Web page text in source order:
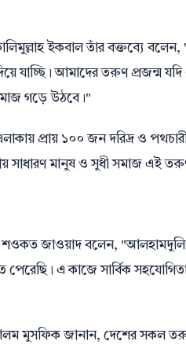
কালিমুল্লাহ ইকবাল তাঁর বক্তব্যে
যাচ্ছি। আমাদের তরুণ প্রজন্ম
গড়ে উঠবে।"
প্রায় ১০০ জন দরিদ্র ও
সাধারণ মানুষ ও সুধী সমাজ এই
শওকত জাওয়াদ বলেন,
পেরেছি। এ কাজে সার্বিক
মুসফিক জানান, দেশের সকল